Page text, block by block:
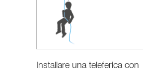
Installare una teleferica con